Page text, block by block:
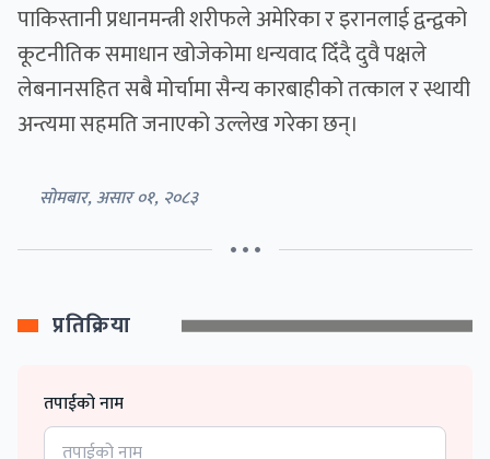
पाकिस्तानी प्रधानमन्त्री शरीफले अमेरिका र इरानलाई द्वन्द्वको
कूटनीतिक समाधान खोजेकोमा धन्यवाद दिँदै दुवै पक्षले
लेबनानसहित सबै मोर्चामा सैन्य कारबाहीको तत्काल र स्थायी
अन्त्यमा सहमति जनाएको उल्लेख गरेका छन्।
सोमबार, असार ०१, २०८३
• • •
प्रतिक्रिया
तपाईको नाम